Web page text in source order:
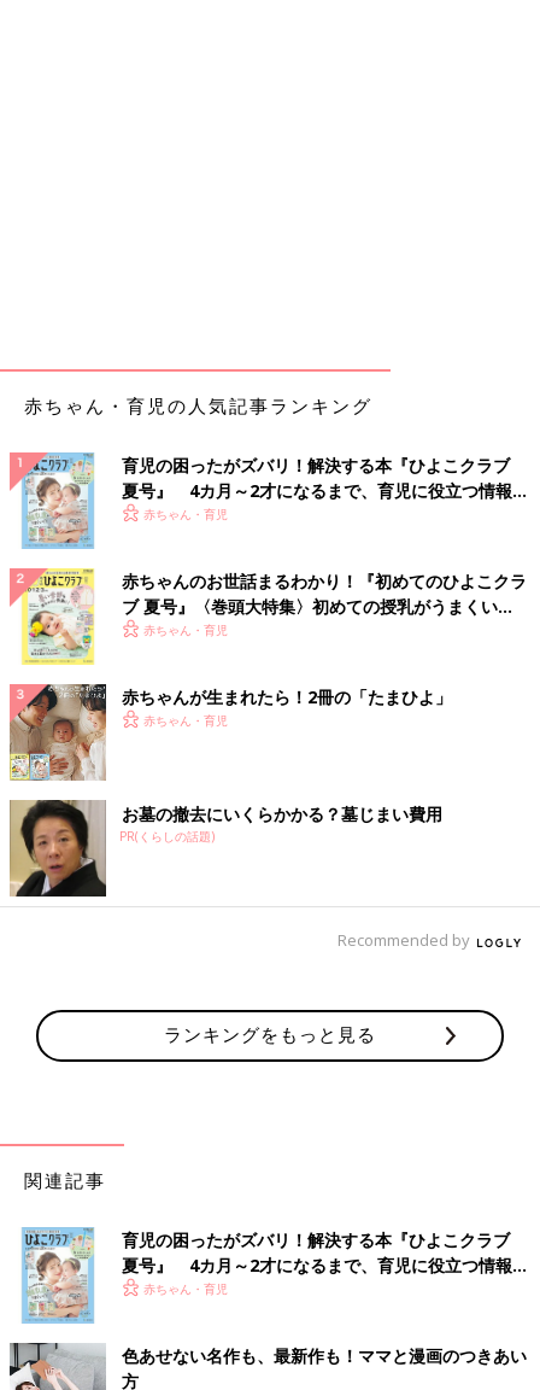
これだけ安いと「さすがに電子レンジは使えないだろうな」と思
っていましたが、お弁当箱とフルーツボックスはフタを外せば電
子レンジもOKでした。ただ食洗機は使えないので、食洗機を常
ワンちゃん柄もキュート！
すよね。わが子が現在通っている保育園も、キャラクター禁止な
ワンちゃん柄のお弁当箱、フルーツボックス、巾着（各 税込110
円）を見つけました。キャラクター禁止の園でもこれならひとま
ずセーフです（汗）。
赤ちゃん・育児の人気記事ランキング
育児の困ったがズバリ！解決する本『ひよこクラブ
夏号』 4カ月～2才になるまで、育児に役立つ情報が
いっぱい！
赤ちゃん・育児
赤ちゃんのお世話まるわかり！『初めてのひよこクラ
ブ 夏号』〈巻頭大特集〉初めての授乳がうまくい
く！ おっぱい・ミルクの基本と夏のトラブル 解決テ
赤ちゃん・育児
赤ちゃんが生まれたら！2冊の「たまひよ」
赤ちゃん・育児
お墓の撤去にいくらかかる？墓じまい費用
PR(くらしの話題)
Recommended by
ランキングをもっと見る
関連記事
育児の困ったがズバリ！解決する本『ひよこクラブ
夏号』 4カ月～2才になるまで、育児に役立つ情報が
いっぱい！
赤ちゃん・育児
色あせない名作も、最新作も！ママと漫画のつきあい
方